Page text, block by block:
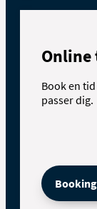
Book en
passer dig.